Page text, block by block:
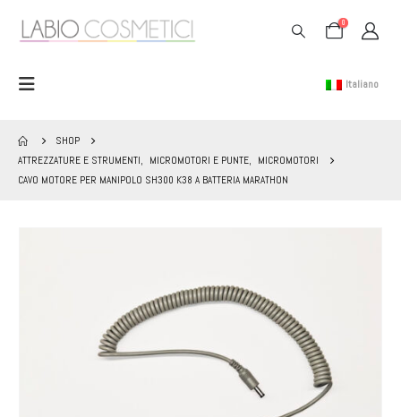
0
Italiano
SHOP
ATTREZZATURE E STRUMENTI
MICROMOTORI E PUNTE
MICROMOTORI
CAVO MOTORE PER MANIPOLO SH300 K38 A BATTERIA MARATHON